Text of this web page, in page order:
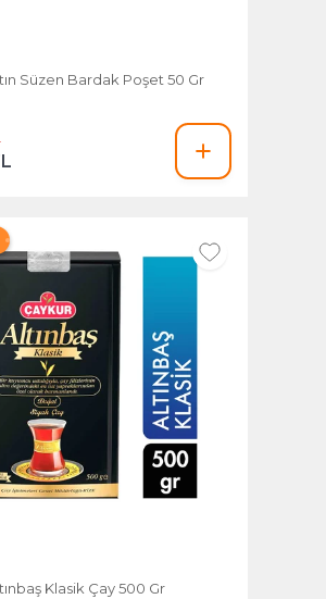
Süzen Bardak Poşet 50 Gr
Klasik Çay 500 Gr